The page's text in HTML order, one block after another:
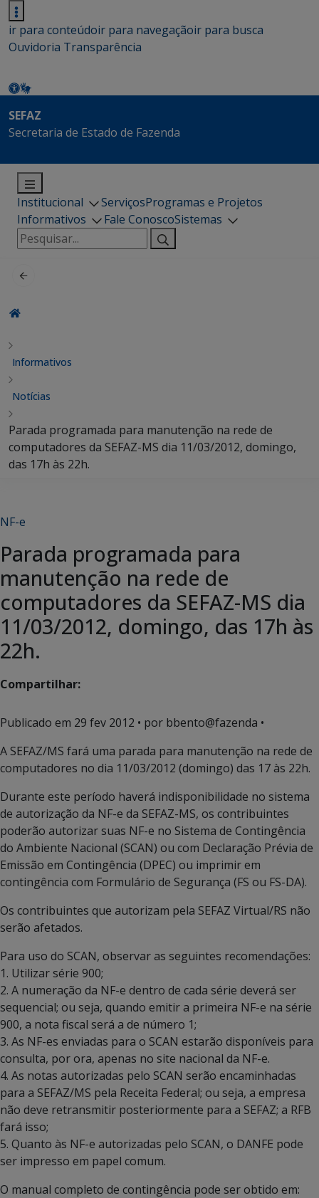
ir para conteúdoir para navegaçãoir para busca
Ouvidoria Transparência
SEFAZ
Secretaria de Estado de Fazenda
Institucional ServiçosProgramas e Projetos
Informativos
Fale ConoscoSistemas
Pesquisar
por:
Informativos
Notícias
Parada programada para manutenção na rede de
computadores da SEFAZ-MS dia 11/03/2012, domingo,
das 17h às 22h.
NF-e
Parada programada para
manutenção na rede de
computadores da SEFAZ-MS dia
11/03/2012, domingo, das 17h às
22h.
Compartilhar:
Publicado em 29 fev 2012 • por bbento@fazenda •
A SEFAZ/MS fará uma parada para manutenção na rede de
computadores no dia 11/03/2012 (domingo) das 17 às 22h.
Durante este período haverá indisponibilidade no sistema
de autorização da NF-e da SEFAZ-MS, os contribuintes
poderão autorizar suas NF-e no Sistema de Contingência
do Ambiente Nacional (SCAN) ou com Declaração Prévia de
Emissão em Contingência (DPEC) ou imprimir em
contingência com Formulário de Segurança (FS ou FS-DA).
Os contribuintes que autorizam pela SEFAZ Virtual/RS não
serão afetados.
Para uso do SCAN, observar as seguintes recomendações:
1. Utilizar série 900;
2. A numeração da NF-e dentro de cada série deverá ser
sequencial; ou seja, quando emitir a primeira NF-e na série
900, a nota fiscal será a de número 1;
3. As NF-es enviadas para o SCAN estarão disponíveis para
consulta, por ora, apenas no site nacional da NF-e.
4. As notas autorizadas pelo SCAN serão encaminhadas
para a SEFAZ/MS pela Receita Federal; ou seja, a empresa
não deve retransmitir posteriormente para a SEFAZ; a RFB
fará isso;
5. Quanto às NF-e autorizadas pelo SCAN, o DANFE pode
ser impresso em papel comum.
O manual completo de contingência pode ser obtido em: